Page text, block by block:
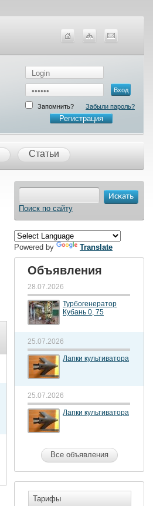
Запомнить? Забыли пароль?
Регистрация
Статьи
Поиск по сайту
Powered by Translate
Объявления
28.07.2026
Турбогенератор
Кубань 0, 75
25.07.2026
Лапки культиватора
25.07.2026
Лапки культиватора
Все объявления
Тарифы